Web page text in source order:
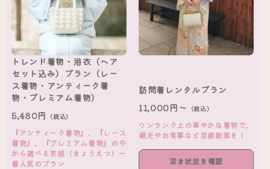
トレンド着物・浴衣（ヘア
セット込み）プラン（レー
ス着物・アンティーク着
物・プレミアム着物）
5,480円 （税込）
『アンティーク着物』、『レース
着物』、『プレミアム着物』の中
から選べる京越（きょうえつ）一
番人気のプラン
訪問着レンタルプラン
11,000円～ （税込）
ワンランク上の華やかな着物で、
観光やお食事など京都散策を！
空き状況を確認